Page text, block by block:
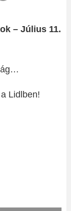
– Július 11.
Lidlben!